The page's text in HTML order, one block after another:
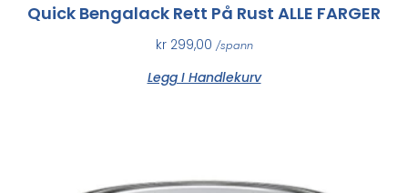
Quick Bengalack Rett På Rust ALLE FARGER
kr299,00 /spann
Legg I Handlekurv